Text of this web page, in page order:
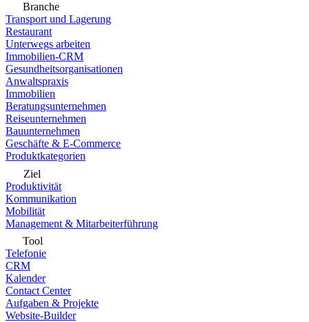
Branche
Transport und Lagerung
Restaurant
Unterwegs arbeiten
Immobilien-CRM
Gesundheitsorganisationen
Anwaltspraxis
Immobilien
Beratungsunternehmen
Reiseunternehmen
Bauunternehmen
Geschäfte & E-Commerce
Produktkategorien
Ziel
Produktivität
Kommunikation
Mobilität
Management & Mitarbeiterführung
Tool
Telefonie
CRM
Kalender
Contact Center
Aufgaben & Projekte
Website-Builder